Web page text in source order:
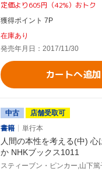
定価より605円（42%）おトク
獲得ポイント 7P
在庫あり
発売年月日：2017/11/30
カートへ追加
中古
店舗受取可
書籍
単行本
人間の本性を考える(中) 心
か NHKブックス1011
スティーブン・ピンカー,山下篤